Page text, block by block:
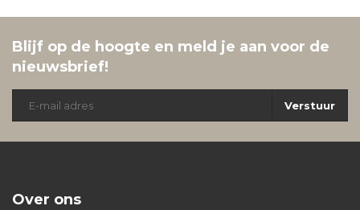
Blijf op de hoogte en meld je aan voor de
nieuwsbrief!
Verstuur
Over ons